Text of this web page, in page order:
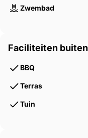
Zwembad
Faciliteiten buiten
BBQ
Terras
Tuin